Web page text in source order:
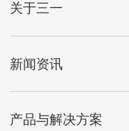
关于三一
新闻资讯
产品与解决方案